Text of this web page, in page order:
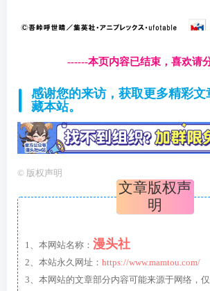
------本页内容已结束，喜欢请
感谢您的来访，获取更多精彩文
藏本站。
© 版权声明
文章版权声
明
1、本网站名称： 漫头社
2、本站永久网址： https://www.mamtou.com/
3、本网站的文章部分内容可能来源于网络，